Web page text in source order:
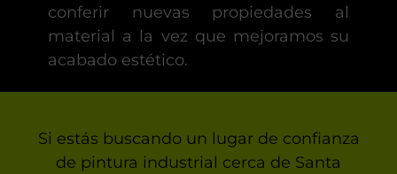
conferir nuevas propiedades al
material a la vez que mejoramos su
acabado estético.
Si estás buscando un lugar de confianza
de pintura industrial cerca de Santa